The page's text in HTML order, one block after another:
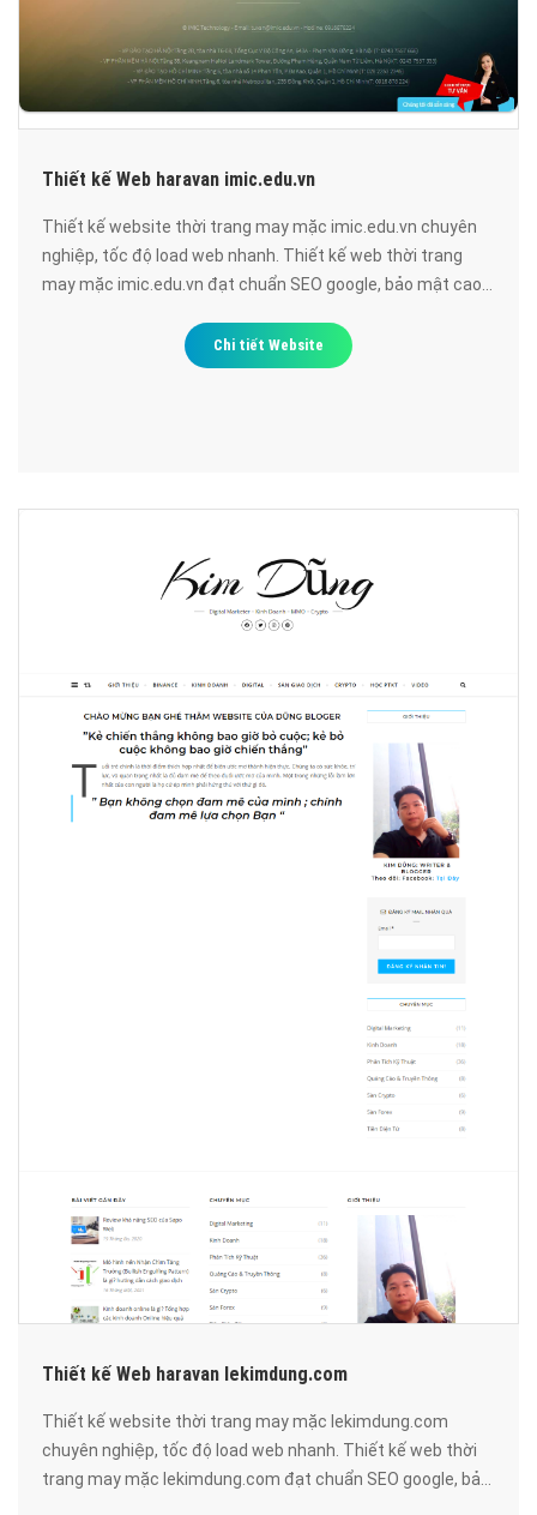
Thiết kế Web haravan imic.edu.vn
Thiết kế website thời trang may mặc imic.edu.vn chuyên
nghiệp, tốc độ load web nhanh. Thiết kế web thời trang
may mặc imic.edu.vn đạt chuẩn SEO google, bảo mật cao,
Chi tiết Website
Thiết kế Web haravan lekimdung.com
Thiết kế website thời trang may mặc lekimdung.com
chuyên nghiệp, tốc độ load web nhanh. Thiết kế web thời
trang may mặc lekimdung.com đạt chuẩn SEO google, bảo